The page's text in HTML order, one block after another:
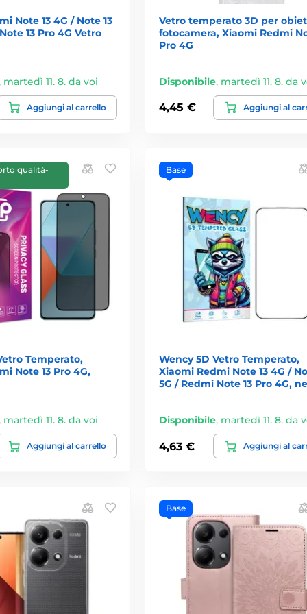
Note 13 4G / Note 13
13 Pro 4G Vetro
martedì 11. 8. da voi
Aggiungi al carrello
Vetro temperato 3D per
fotocamera, Xiaomi Redmi
Pro 4G
Disponibile, martedì 11. 8. da
4,45 € Aggiungi al
qualità-
Temperato,
Note 13 Pro 4G,
martedì 11. 8. da voi
Aggiungi al carrello
Base
Wency 5D Vetro Temperato,
Xiaomi Redmi Note 13 4G /
5G / Redmi Note 13 Pro 4G,
Disponibile, martedì 11. 8. da
4,63 € Aggiungi al
Base